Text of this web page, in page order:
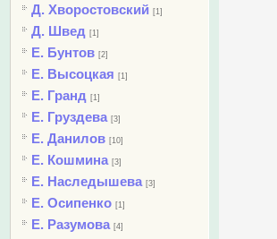
Д. Хворостовский [1]
Д. Швед [1]
Е. Бунтов [2]
Е. Высоцкая [1]
Е. Гранд [1]
Е. Груздева [3]
Е. Данилов [10]
Е. Кошмина [3]
Е. Наследышева [3]
Е. Осипенко [1]
Е. Разумова [4]